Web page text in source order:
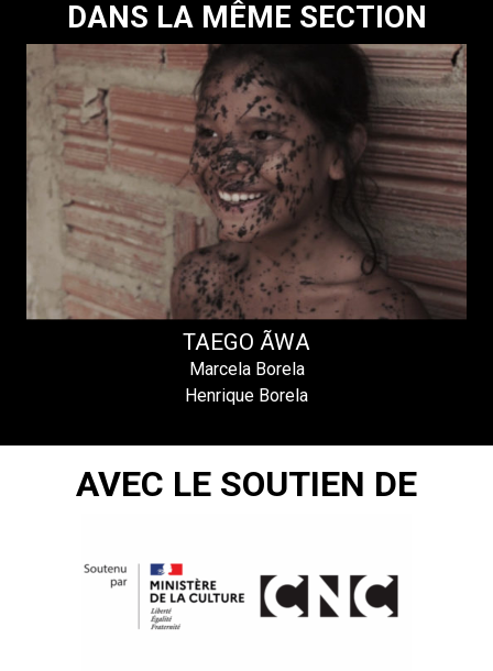
DANS LA MÊME SECTION
TAEGO ÃWA
Marcela Borela
Henrique Borela
AVEC LE SOUTIEN DE